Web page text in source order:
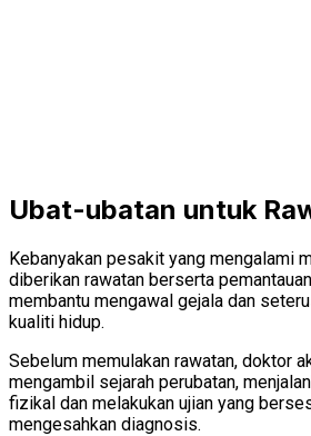
Ubat-ubatan untuk
Kebanyakan pesakit yang mengalami
diberikan rawatan berserta
membantu mengawal gejala dan
kualiti hidup.
Sebelum memulakan rawatan, doktor
mengambil sejarah perubatan,
fizikal dan melakukan ujian yang
mengesahkan diagnosis.